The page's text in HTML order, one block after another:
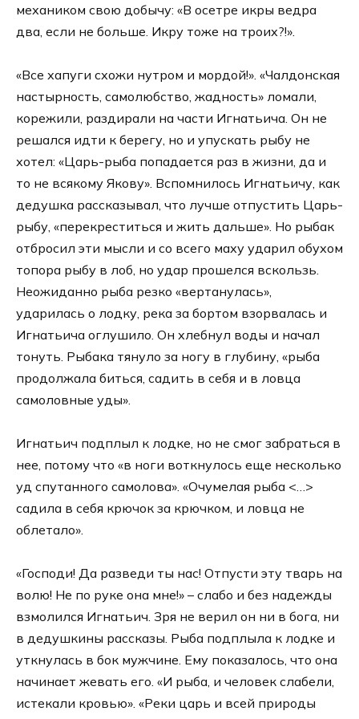
механиком свою добычу: «В осетре икры ведра
два, если не больше. Икру тоже на троих?!».
«Все хапуги схожи нутром и мордой!». «Чалдонская
настырность, самолюбство, жадность» ломали,
корежили, раздирали на части Игнатьича. Он не
решался идти к берегу, но и упускать рыбу не
хотел: «Царь-рыба попадается раз в жизни, да и
то не всякому Якову». Вспомнилось Игнатьичу, как
дедушка рассказывал, что лучше отпустить Царь-
рыбу, «перекреститься и жить дальше». Но рыбак
отбросил эти мысли и со всего маху ударил обухом
топора рыбу в лоб, но удар прошелся вскользь.
Неожиданно рыба резко «вертанулась»,
ударилась о лодку, река за бортом взорвалась и
Игнатьича оглушило. Он хлебнул воды и начал
тонуть. Рыбака тянуло за ногу в глубину, «рыба
продолжала биться, садить в себя и в ловца
самоловные уды».
Игнатьич подплыл к лодке, но не смог забраться в
нее, потому что «в ноги воткнулось еще несколько
уд спутанного самолова». «Очумелая рыба <…>
садила в себя крючок за крючком, и ловца не
облетало».
«Господи! Да разведи ты нас! Отпусти эту тварь на
волю! Не по руке она мне!» – слабо и без надежды
взмолился Игнатьич. Зря не верил он ни в бога, ни
в дедушкины рассказы. Рыба подплыла к лодке и
уткнулась в бок мужчине. Ему показалось, что она
начинает жевать его. «И рыба, и человек слабели,
истекали кровью». «Реки царь и всей природы